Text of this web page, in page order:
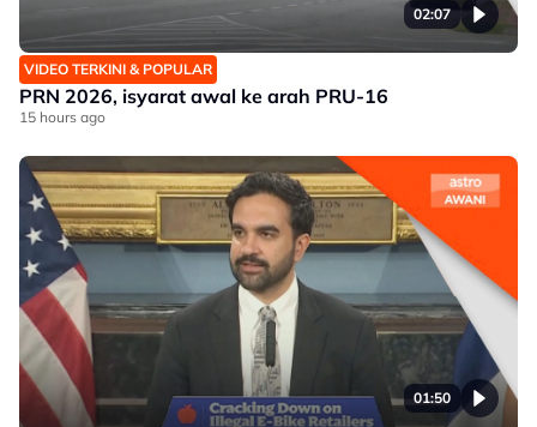
02:07
VIDEO TERKINI & POPULAR
PRN 2026, isyarat awal ke arah PRU-16
15 hours ago
01:50